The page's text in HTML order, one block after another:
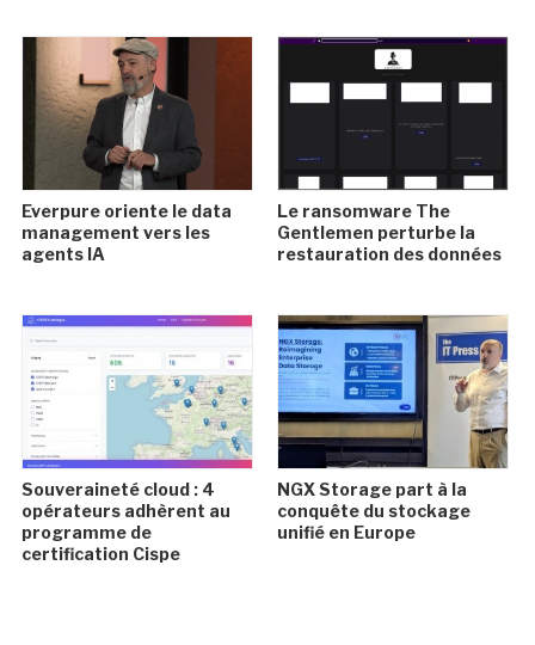
Everpure oriente le data
management vers les
agents IA
Le ransomware The
Gentlemen perturbe la
restauration des données
Souveraineté cloud : 4
opérateurs adhèrent au
programme de
certification Cispe
NGX Storage part à la
conquête du stockage
unifié en Europe